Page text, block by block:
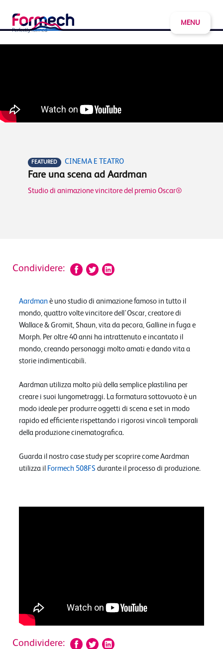
MENU
FEATURED CINEMA E TEATRO
Fare una scena ad Aardman
Studio di animazione vincitore del premio Oscar®
Condividere:
Aardman è uno studio di animazione famoso in tutto il
mondo, quattro volte vincitore dell'Oscar, creatore di
Wallace & Gromit, Shaun, vita da pecora, Galline in fuga e
Morph. Per oltre 40 anni ha intrattenuto e incantato il
mondo, creando personaggi molto amati e dando vita a
storie indimenticabili.
Aardman utilizza molto più della semplice plastilina per
creare i suoi lungometraggi. La formatura sottovuoto è un
modo ideale per produrre oggetti di scena e set in modo
rapido ed efficiente rispettando i rigorosi vincoli temporali
della produzione cinematografica.
Guarda il nostro case study per scoprire come Aardman
utilizza il Formech 508FS durante il processo di produzione.
Condividere: